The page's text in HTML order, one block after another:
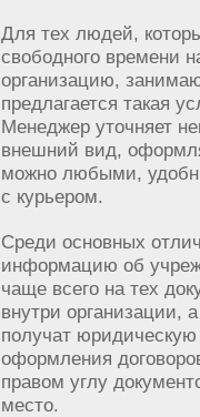
Для тех людей,
свободного времени
организацию,
предлагается такая
Менеджер уточняет
внешний вид,
можно любыми,
с курьером.
Среди основных
информацию об
чаще всего на тех
внутри организации,
получат
оформления
правом углу
место.